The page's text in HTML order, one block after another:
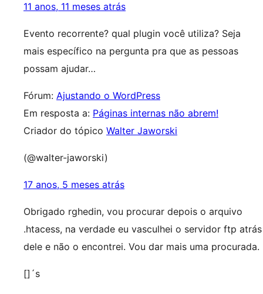
11 anos, 11 meses atrás
Evento recorrente? qual plugin você utiliza? Seja
mais específico na pergunta pra que as pessoas
possam ajudar…
Fórum: Ajustando o WordPress
Em resposta a: Páginas internas não abrem!
Criador do tópico Walter Jaworski
(@walter-jaworski)
17 anos, 5 meses atrás
Obrigado rghedin, vou procurar depois o arquivo
.htacess, na verdade eu vasculhei o servidor ftp atrás
dele e não o encontrei. Vou dar mais uma procurada.
[]´s